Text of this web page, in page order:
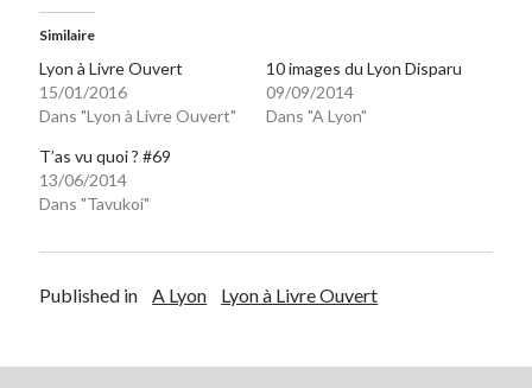
Similaire
Lyon à Livre Ouvert
15/01/2016
Dans "Lyon à Livre Ouvert"
10 images du Lyon Disparu
09/09/2014
Dans "A Lyon"
T’as vu quoi ? #69
13/06/2014
Dans "Tavukoi"
Published in A Lyon Lyon à Livre Ouvert